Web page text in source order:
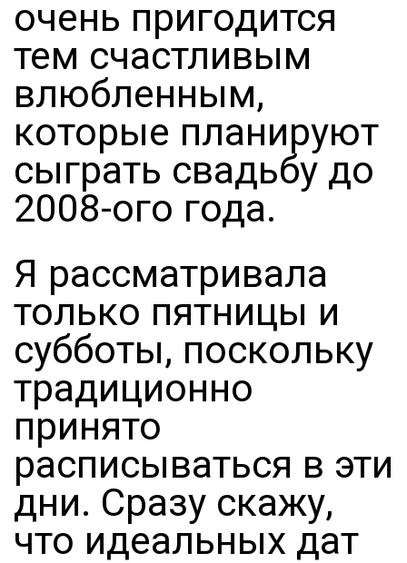
очень пригодится
тем счастливым
влюбленным,
которые планируют
сыграть свадьбу до
2008-ого года.
Я рассматривала
только пятницы и
субботы, поскольку
традиционно
принято
расписываться в эти
дни. Сразу скажу,
что идеальных дат